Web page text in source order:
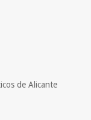
de Alicante